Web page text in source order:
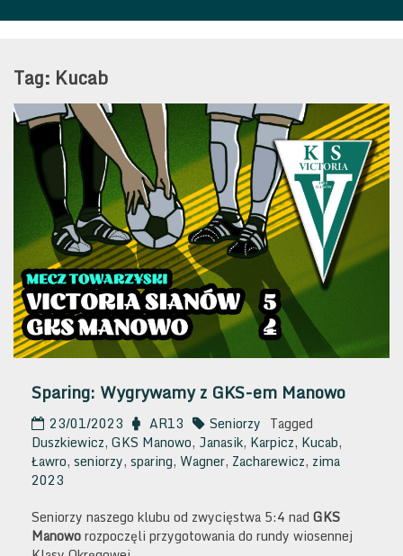
Tag: Kucab
Sparing: Wygrywamy z GKS-em Manowo
23/01/2023 AR13 Seniorzy Tagged
Duszkiewicz, GKS Manowo, Janasik, Karpicz, Kucab,
Ławro, seniorzy, sparing, Wagner, Zacharewicz, zima
2023
Seniorzy naszego klubu od zwycięstwa 5:4 nad GKS
Manoworozpoczęli przygotowania do rundy wiosennej